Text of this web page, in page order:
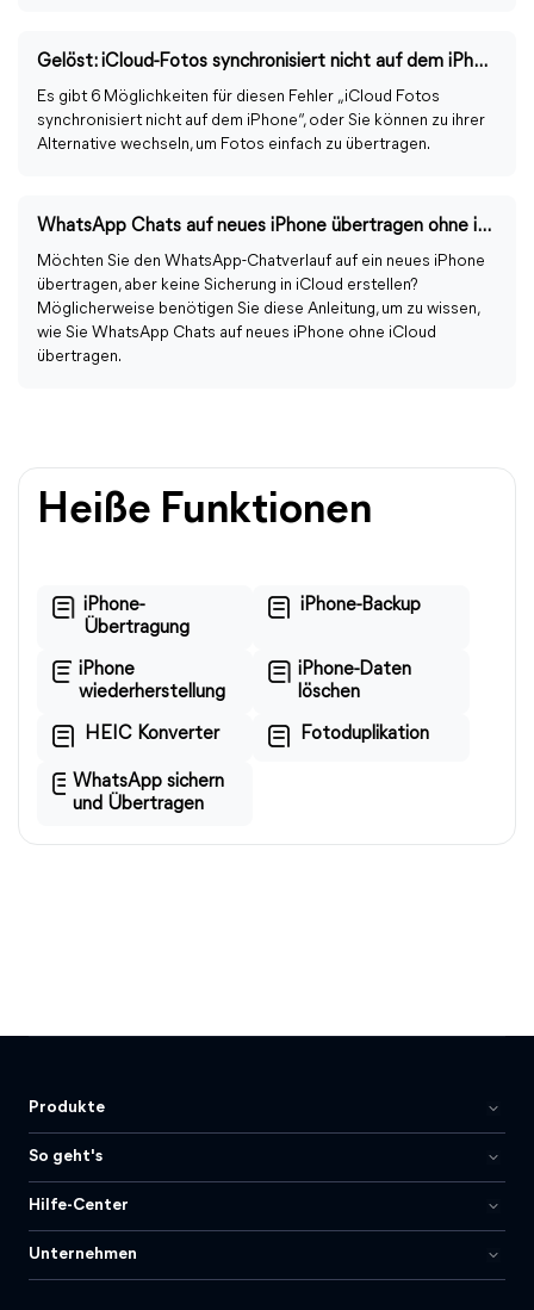
Gelöst: iCloud-Fotos synchronisiert nicht auf dem iPhone
Es gibt 6 Möglichkeiten für diesen Fehler „iCloud Fotos
synchronisiert nicht auf dem iPhone“, oder Sie können zu ihrer
Alternative wechseln, um Fotos einfach zu übertragen.
WhatsApp Chats auf neues iPhone übertragen ohne iCloud
Möchten Sie den WhatsApp-Chatverlauf auf ein neues iPhone
übertragen, aber keine Sicherung in iCloud erstellen?
Möglicherweise benötigen Sie diese Anleitung, um zu wissen,
wie Sie WhatsApp Chats auf neues iPhone ohne iCloud
übertragen.
Heiße Funktionen
iPhone-
Übertragung
iPhone-Backup
iPhone
wiederherstellung
iPhone-Daten
löschen
HEIC Konverter Fotoduplikation
WhatsApp sichern
und Übertragen
Produkte
So geht's
Hilfe-Center
Unternehmen